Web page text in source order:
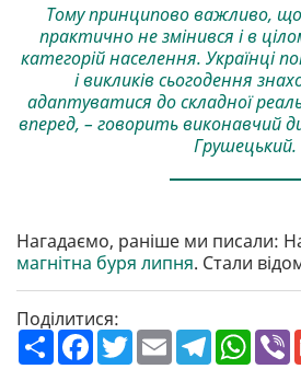
Тому принципово важливо,
практично не змінився і в
категорій населення. Українці
і викликів сьогодення
адаптуватися до складної
вперед, – говорить виконавчий
Грушецький.
Нагадаємо, раніше ми писали:
магнітна буря липня. Стали
Поділитися:
П
о
F
a
T
w
E
m
T
e
W
h
V